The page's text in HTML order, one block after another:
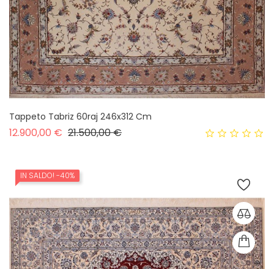
Tappeto Tabriz 60raj 246x312 Cm
12.900,00 € Prezzo base
21.500,00 €Prezzo
IN SALDO! -40%